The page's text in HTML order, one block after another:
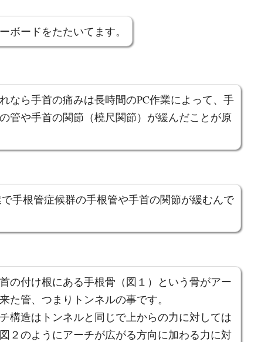
ボードをたたいてます。
なら手首の痛みは長時間のPC作業によって、手
管や手首の関節（橈尺関節）が緩んだことが原
手根管症候群の手根管や手首の関節が緩むんで
の付け根にある手根骨（図１）という骨がアー
た管、つまりトンネルの事です。
構造はトンネルと同じで上からの力に対しては
２のようにアーチが広がる方向に加わる力に対